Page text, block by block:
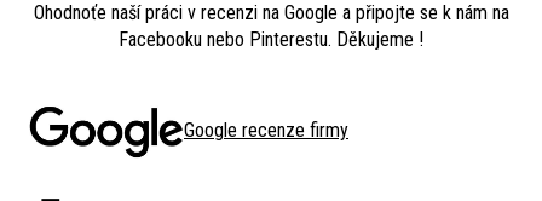
Ohodnoťe naší práci v recenzi na Google a připojte se k nám na
Facebooku nebo Pinterestu. Děkujeme !
Google recenze firmy